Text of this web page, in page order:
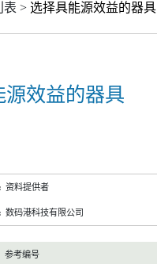
表 > 选择具能源效益的器具
源效益的器具
资料提供者
数码港科技有限公司
参考编号